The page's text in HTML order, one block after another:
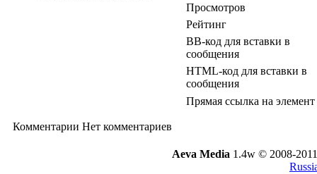
Просмотров
Рейтинг
BB-код для вставки в
сообщения
HTML-код для вставки в
сообщения
Прямая ссылка на элемент
Комментарии Нет комментариев
Aeva Media 1.4w © 2008-